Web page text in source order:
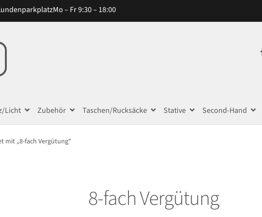
Mo – Fr 9:30 – 18:00
Licht Zubehör Taschen/Rucksäcke Stative Second-Hand
mit „8-fach Vergütung“
8-fach Vergütung